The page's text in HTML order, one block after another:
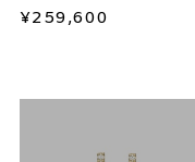
¥259,600